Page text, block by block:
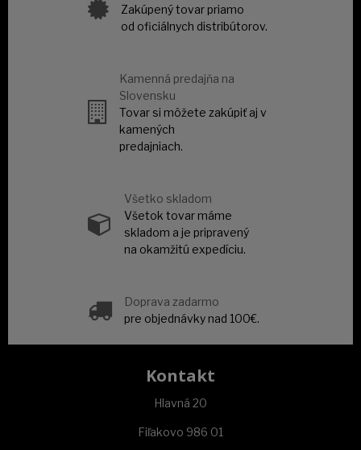
Zakúpený tovar priamo
od oficiálnych distribútorov.
Kamenná predajňa na
Slovensku
Tovar si môžete zakúpiť aj v
kamených
predajniach.
Všetko skladom
Všetok tovar máme
skladom a je pripravený
na okamžitú expedíciu.
Doprava zadarmo
pre objednávky nad 100€.
Kontakt
Hlavná 20
Fiľakovo 986 01